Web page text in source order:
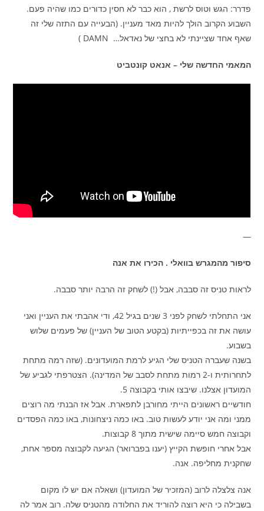
פדרר: הגש וטוס לרשת , הוא כבר לא חסין כדורים כמו שהיה פעם.
השבוע הקרוב הולך להיות מאד מעניין. (הבעייה עם התזה שלי זה
שאף אחד שציינתי לא בחצי של נאדאל… DAMN )
המאמי החדשה שלי – אנאט קונטביט
—
סיפור מהמגרש בוואלי . הכירו את אנה
לראות טניס זה סבבה, אבל (!) לשחק זה הרבה יותר סבבה.
אני התחלתי לשחק לפני 3 שנים בגיל 42, ודי אהבתי את העניין ואני
עושה את זה בכפייתיות (בקטע הטוב של העניין) של פעמים שלוש
בשבוע.
בשנה שעברה הטניס שלי הגיע לרמת המועדונים. (שזה רמה מתחת
לתחרותית ו-2 רמות מתחת לסבב של המדינה). הצטרפתי לגביע של
המועדון אצלנו. שיבצו אותי בקבוצה 5.
חודשיים ראשונים הייתי מחורבן לתפארת. אבל אז הבנתי מה רוצים
ממני ומה אני יודע לעשות טוב. באו כמה ניצחונות, באו כמה הפסדים
וקבוצה חמש סיימה שישית מתוך 8 קבוצות.
אבל אחרי חופשת הקייץ (יענו בפברואר) הגיעה לקבוצה מספר אחת,
שחקנית מחליפה. אנה.
אנה צלצלה לרוב (המזכיר של המועדון) ושאלה אם יש לו מקום
בשבילה כי היא רוצה להוריד את החלודה מהטניס שלה. רוב אמר לה